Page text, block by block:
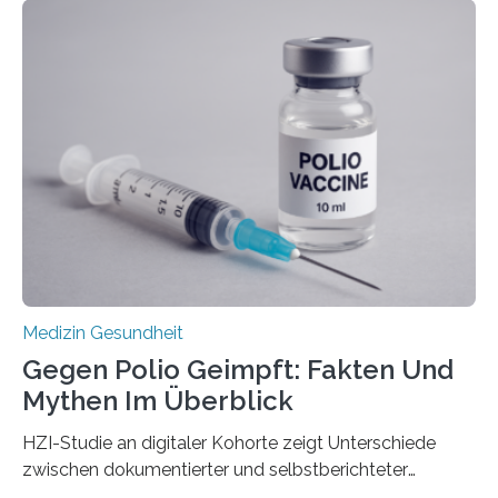
Dringend benötigt werden zielgerichtete Therapien, die
nur Tumorschwachstellen angreifen und normales
Gewebe verschonen. Forschende um Daniel Merk vom
Hertie-Institut für klinische Hirnforschung am
Universitätsklinikum Tübingen haben eine solche
Schwachstelle im Erbgut einer Untergruppe des
Medulloblastoms gefunden. Die Wilhelm Sander-
Stiftung unterstützte das Projekt…
Medizin Gesundheit
Gegen Polio Geimpft: Fakten Und
Mythen Im Überblick
HZI-Studie an digitaler Kohorte zeigt Unterschiede
zwischen dokumentierter und selbstberichteter